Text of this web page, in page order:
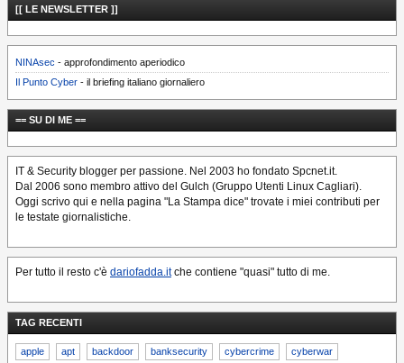
[[ LE NEWSLETTER ]]
NINAsec - approfondimento aperiodico
Il Punto Cyber - il briefing italiano giornaliero
== SU DI ME ==
IT & Security blogger per passione. Nel 2003 ho fondato Spcnet.it.
Dal 2006 sono membro attivo del Gulch (Gruppo Utenti Linux Cagliari).
Oggi scrivo qui e nella pagina "La Stampa dice" trovate i miei contributi per
le testate giornalistiche.
Per tutto il resto c'è dariofadda.itche contiene "quasi" tutto di me.
TAG RECENTI
apple apt backdoor banksecurity cybercrime cyberwar